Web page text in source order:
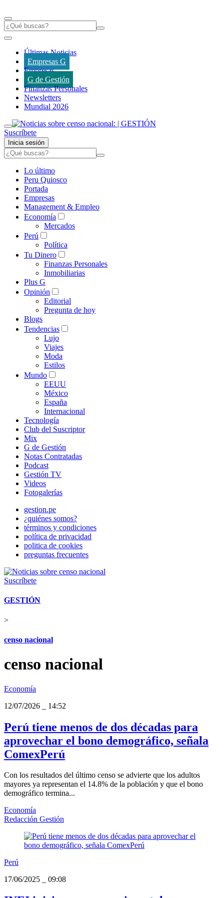
Últimas Noticias
Empresas G
Empresas
G de Gestión
Finanzas Personales
Newsletters
Mundial 2026
Suscríbete
Inicia sesión
Lo último
Peru Quiosco
Portada
Empresas
Management & Empleo
Economía
Mercados
Perú
Política
Tu Dinero
Finanzas Personales
Inmobiliarias
Plus G
Opinión
Editorial
Pregunta de hoy
Blogs
Tendencias
Lujo
Viajes
Moda
Estilos
Mundo
EEUU
México
España
Internacional
Tecnología
Club del Suscriptor
Mix
G de Gestión
Notas Contratadas
Podcast
Gestión TV
Videos
Fotogalerías
gestion.pe
¿quiénes somos?
términos y condiciones
política de privacidad
politica de cookies
preguntas frecuentes
Suscríbete
GESTIÓN
>
censo nacional
censo nacional
Economía
12/07/2026
14:52
Perú tiene menos de dos décadas para
aprovechar el bono demográfico, señala
ComexPerú
Con los resultados del último censo se advierte que los adultos
mayores ya representan el 14.8% de la población y que el bono
demográfico termina...
Economía
Redacción Gestión
Perú
17/06/2025
09:08